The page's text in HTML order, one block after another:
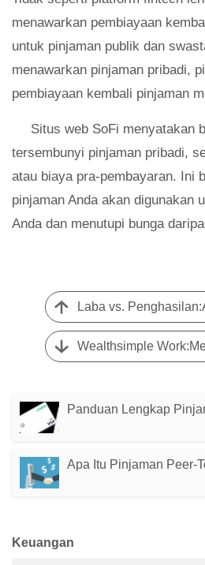
menawarkan pembiayaan
untuk pinjaman publik dan
menawarkan pinjaman pribadi,
pembiayaan kembali pinjaman
Situs web SoFi menyatakan
tersembunyi pinjaman pribadi,
atau biaya pra-pembayaran. Ini
pinjaman Anda akan digunakan
Anda dan menutupi bunga
Laba vs.
Panduan Lengkap
Apa Itu Pinjaman Peer-
Keuangan